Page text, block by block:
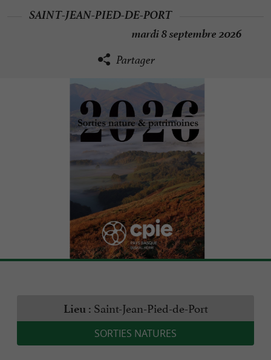
SAINT-JEAN-PIED-DE-PORT
mardi 8 septembre 2026
Partager
Lieu : Saint-Jean-Pied-de-Port
SORTIES NATURES